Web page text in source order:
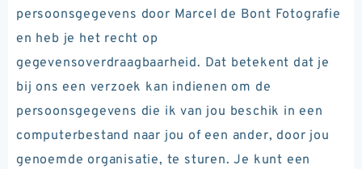
persoonsgegevens door Marcel de Bont Fotografie
en heb je het recht op
gegevensoverdraagbaarheid. Dat betekent dat je
bij ons een verzoek kan indienen om de
persoonsgegevens die ik van jou beschik in een
computerbestand naar jou of een ander, door jou
genoemde organisatie, te sturen. Je kunt een